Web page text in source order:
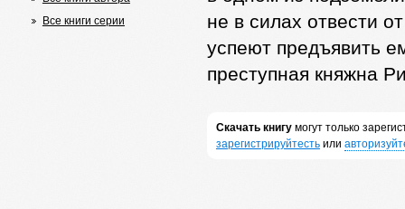
Все книги серии
не в силах отвести
успеют предъявить
преступная княжна
Скачать книгумогут только
зарегистрируйтестьили